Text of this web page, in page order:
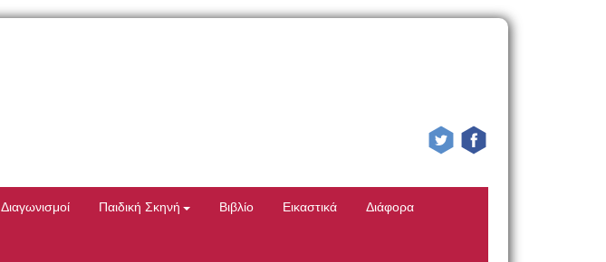
Διαγωνισμοί Παιδική Σκηνή Βιβλίο Εικαστικά Διάφορα